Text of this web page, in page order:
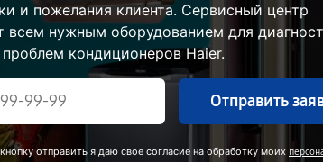
и пожелания клиента. Сервисный центр
всем нужным оборудованием для
кондиционеров Haier.
Отправить
отправить я даю свое согласие на обработку моих